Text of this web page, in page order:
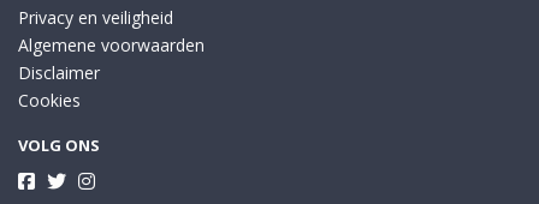
Privacy en veiligheid
Algemene voorwaarden
Disclaimer
Cookies
VOLG ONS